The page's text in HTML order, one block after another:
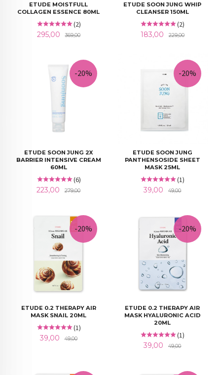
ETUDE MOISTFULL
COLLAGEN ESSENCE 80ML
(2)
Tilbud
295,00 369,00Rabatt
ETUDE SOON JUNG WHIP
CLEANSER 150ML
(2)
Tilbud
183,00 229,00Rabatt
ETUDE SOON JUNG 2X
BARRIER INTENSIVE CREAM
60ML
(6)
Tilbud
223,00 279,00Rabatt
-20%
ETUDE SOON JUNG
PANTHENSOSIDE SHEET
MASK 25ML
(1)
Tilbud
39,00 49,00Rabatt
-20%
ETUDE 0.2 THERAPY AIR
MASK SNAIL 20ML
(1)
Tilbud
39,00 49,00Rabatt
-20%
ETUDE 0.2 THERAPY AIR
MASK HYALURONIC ACID
20ML
(1)
Tilbud
39,00 49,00Rabatt
-20%